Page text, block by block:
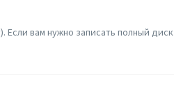
Если вам нужно записать полный